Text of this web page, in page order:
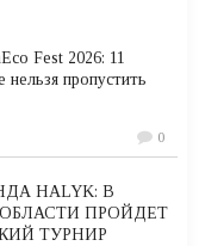
Fest 2026: 11
нельзя пропустить
0
HALYK: В
ПРОЙДЕТ
ТУРНИР